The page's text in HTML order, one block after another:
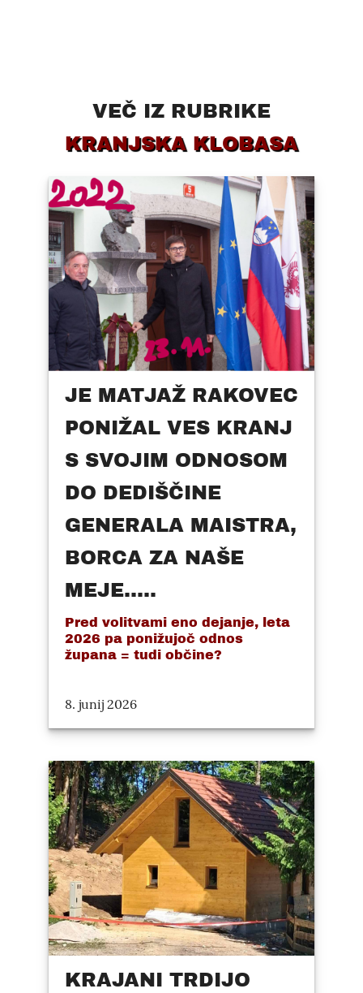
VEČ IZ RUBRIKE
KRANJSKA KLOBASA
JE MATJAŽ RAKOVEC
PONIŽAL VES KRANJ
S SVOJIM ODNOSOM
DO DEDIŠČINE
GENERALA MAISTRA,
BORCA ZA NAŠE
MEJE.....
Pred volitvami eno dejanje, leta
2026 pa ponižujoč odnos
župana = tudi občine?
8. junij 2026
KRAJANI TRDIJO